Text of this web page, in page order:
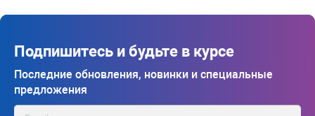
Подпишитесь и будьте в курсе
Последние обновления, новинки и специальные
предложения